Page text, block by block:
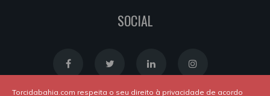
SOCIAL
Torcidabahia.com respeita o seu direito à privacidade de acordo